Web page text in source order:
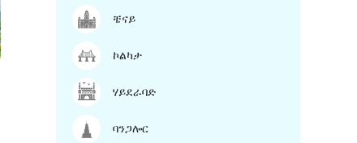
ቼናይ
ኮልካታ
ሃይደራባድ
ባንጋሎር